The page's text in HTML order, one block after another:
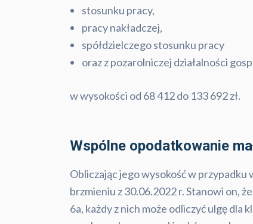
stosunku pracy,
pracy nakładczej,
spółdzielczego stosunku pracy
oraz z pozarolniczej działalności
w wysokości od 68 412 do 133 692 zł.
Wspólne opodatkowanie
Obliczając jego wysokość w
brzmieniu z 30.06.2022 r. Stanowi on,
6a, każdy z nich może odliczyć ulgę dla